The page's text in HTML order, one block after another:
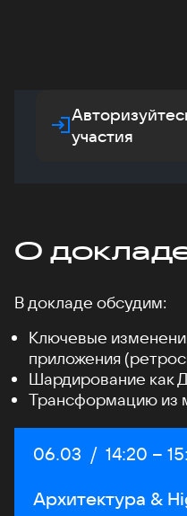
участия
О
В докладе обсудим:
Ключевые
приложения
Шардирование как
Трансформацию из
Дата:
06.03 / Начало:
14:20 –
Архитектура &